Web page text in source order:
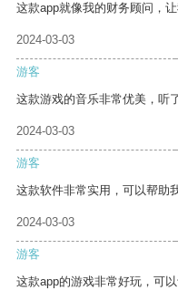
这款app就像我的财务顾问，让
2024-03-03
游客
这款游戏的音乐非常优美，听
2024-03-03
游客
这款软件非常实用，可以帮助
2024-03-03
游客
这款app的游戏非常好玩，可以